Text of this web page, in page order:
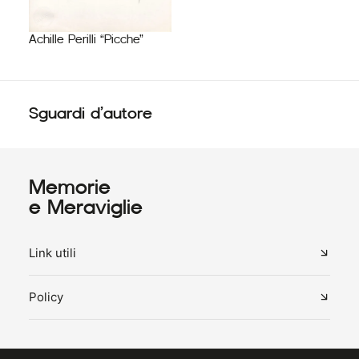
Achille Perilli “Picche”
Sguardi d’autore
Memorie
e Meraviglie
Link utili
Policy